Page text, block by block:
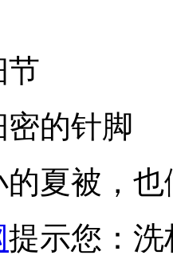
节
的针脚
夏被，
提示您：